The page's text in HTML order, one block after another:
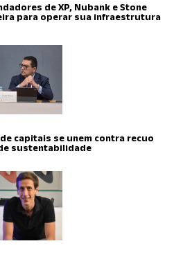
de XP, Nubank e Stone
para operar sua infraestrutura
capitais se unem contra recuo
sustentabilidade